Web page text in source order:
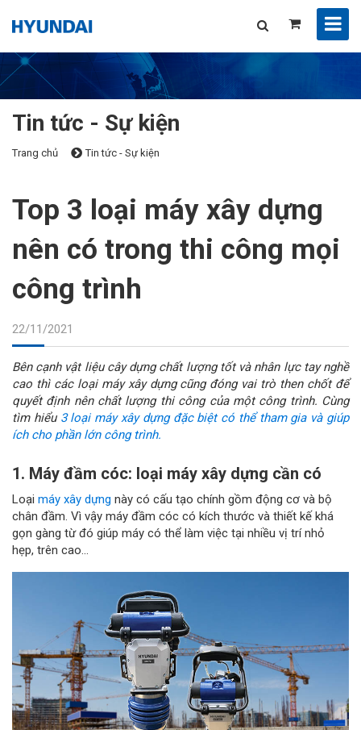
Tin tức - Sự kiện
Trang chủ Tin tức - Sự kiện
Top 3 loại máy xây dựng
nên có trong thi công mọi
công trình
22/11/2021
Bên cạnh vật liệu cây dựng chất lượng tốt và nhân lực tay nghề
cao thì các loại máy xây dựng cũng đóng vai trò then chốt để
quyết định nên chất lượng thi công của một công trình. Cùng
tìm hiểu 3 loại máy xây dựng đặc biệt có thể tham gia và giúp
ích cho phần lớn công trình.
1. Máy đầm cóc: loại máy xây dựng cần có
Loại máy xây dựng này có cấu tạo chính gồm động cơ và bộ
chân đầm. Vì vậy máy đầm cóc có kích thước và thiết kế khá
gọn gàng từ đó giúp máy có thể làm việc tại nhiều vị trí nhỏ
hẹp, trên cao...